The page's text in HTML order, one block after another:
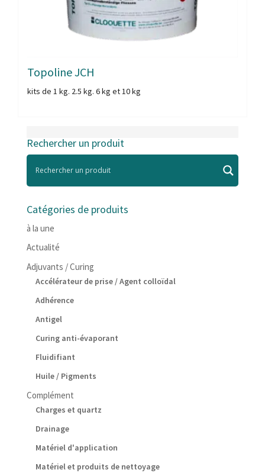
Topoline JCH
kits de 1 kg. 2.5 kg. 6 kg et 10 kg
Rechercher un produit
Catégories de produits
à la une
Actualité
Adjuvants / Curing
Accélérateur de prise / Agent colloïdal
Adhérence
Antigel
Curing anti-évaporant
Fluidifiant
Huile / Pigments
Complément
Charges et quartz
Drainage
Matériel d'application
Matériel et produits de nettoyage